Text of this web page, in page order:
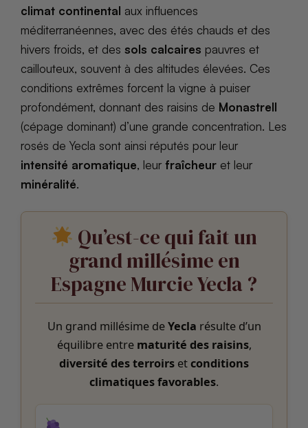
climat continental aux influences
méditerranéennes, avec des étés chauds et des
hivers froids, et des sols calcaires pauvres et
caillouteux, souvent à des altitudes élevées. Ces
conditions extrêmes forcent la vigne à puiser
profondément, donnant des raisins de Monastrell
(cépage dominant) d’une grande concentration. Les
rosés de Yecla sont ainsi réputés pour leur
intensité aromatique, leur fraîcheur et leur
minéralité.
Qu’est-ce qui fait un
grand millésime en
Espagne Murcie Yecla ?
Un grand millésime deYecla résulte d’un
équilibre entre maturité des raisins,
diversité des terroirs etconditions
climatiques favorables.